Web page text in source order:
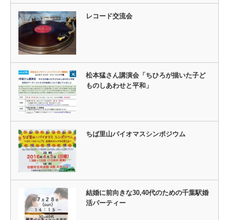
レコード交流会
松本猛さん講演会「ちひろが描いた子ど
ものしあわせと平和」
ちば里山バイオマスシンポジウム
結婚に前向きな30,40代のための千葉駅婚
活パーティー